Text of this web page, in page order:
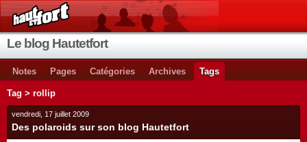
Le blog Hautetfort
Notes Pages Catégories Archives Tags
Tag > rollip
vendredi, 17 juillet 2009
Des polaroids sur son blog Hautetfort